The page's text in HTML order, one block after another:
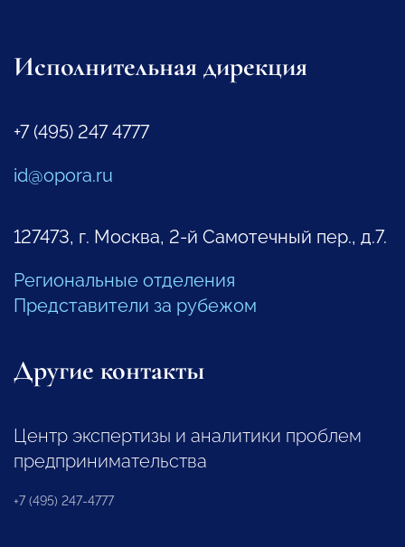
Исполнительная дирекция
+7 (495) 247 4777
id@opora.ru
127473, г. Москва, 2-й Самотечный пер., д.7.
Региональные отделения
Представители за рубежом
Другие контакты
Центр экспертизы и аналитики проблем
предпринимательства
+7 (495) 247-4777